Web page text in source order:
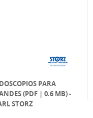
PARA
(PDF | 0.6 MB) -
STORZ